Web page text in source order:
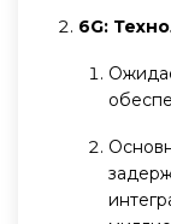
6G: